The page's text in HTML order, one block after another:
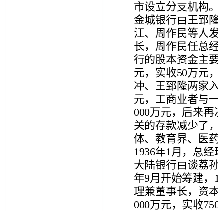
市设立分支机构
金城银行由王郅
江、周作民等人
长，周作民任总
行的股本资金主
元，实收50万元
冲、王郅隆两家
元，工商业者与
000万元，后来
关的存款减少了
体、教育界、医
1936年1月，总
大陆银行由谈荔
年9月开始筹建
理兼董事长，资
000万元，实收